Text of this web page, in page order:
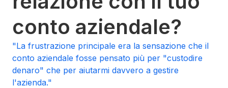
conto aziendale?
"La frustrazione principale era la sensazione che il
conto aziendale fosse pensato più per "custodire
denaro" che per aiutarmi davvero a gestire
l'azienda."